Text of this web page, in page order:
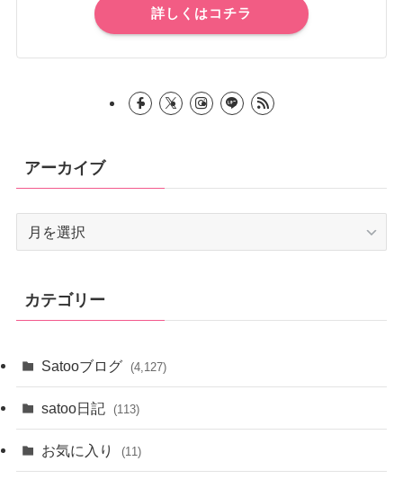
詳しくはコチラ
アーカイブ
ブ
カテゴリー
Satooブログ (4,127)
satoo日記 (113)
お気に入り (11)